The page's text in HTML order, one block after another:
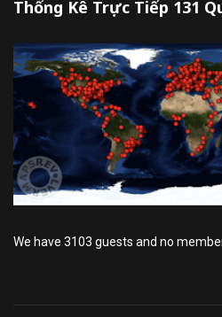
Thống Kê Trực Tiếp 131
We have 3103 guests and no